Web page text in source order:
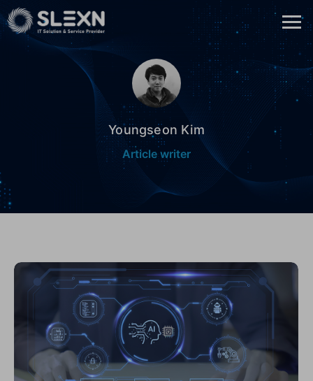
Youngseon Kim
Article writer